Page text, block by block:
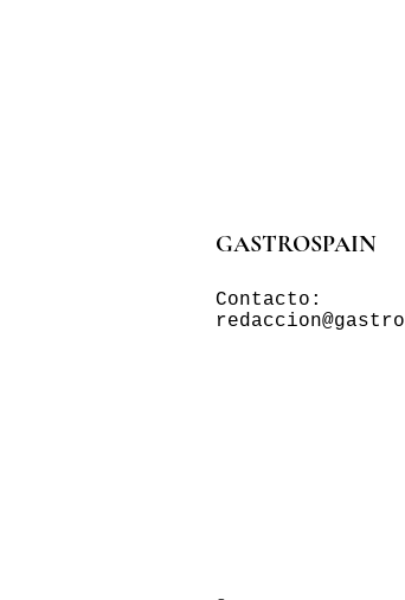
GASTROSPAIN
Contacto: